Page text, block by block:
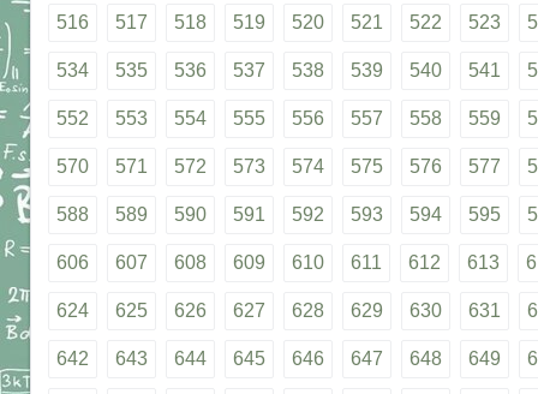
516 517 518 519 520 521 522 523
534 535 536 537 538 539 540 541
552 553 554 555 556 557 558 559
570 571 572 573 574 575 576 577
588 589 590 591 592 593 594 595
606 607 608 609 610 611 612 613
624 625 626 627 628 629 630 631
642 643 644 645 646 647 648 649